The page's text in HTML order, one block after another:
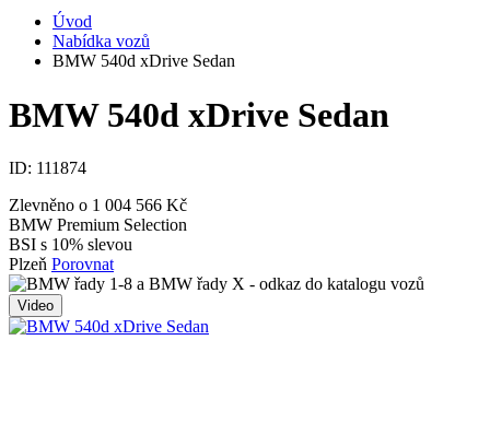
Úvod
Nabídka vozů
BMW 540d xDrive Sedan
BMW 540d xDrive Sedan
ID: 111874
Zlevněno o 1 004 566 Kč
BMW Premium Selection
BSI s 10% slevou
Plzeň Porovnat
Video